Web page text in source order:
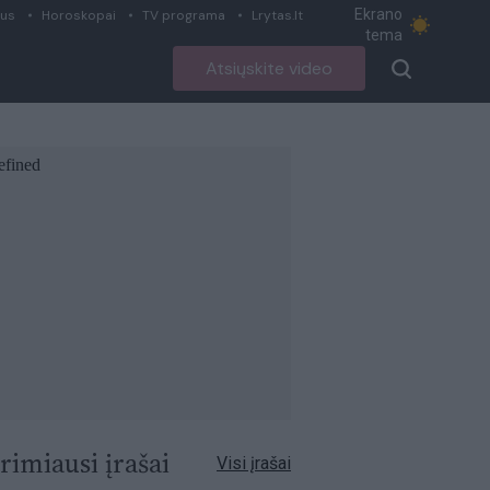
Horoskopai TV programa Lrytas.lt
Ekrano
tema
Atsiųskite video
įrašai Visi įrašai